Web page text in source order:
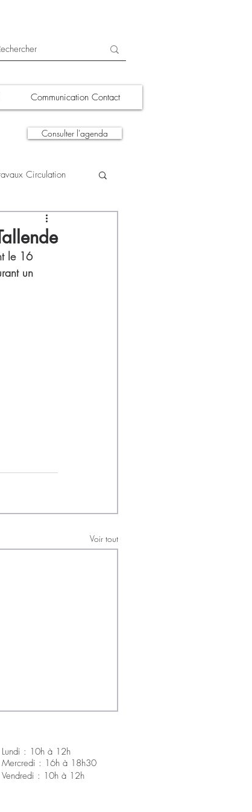
Communication Contact
Consulter l'agenda
Circulation
A la une
le 16
un
Voir tout
Lundi : 10h à 12h
Mercredi : 16h à 18h30
Vendredi : 10h à 12h